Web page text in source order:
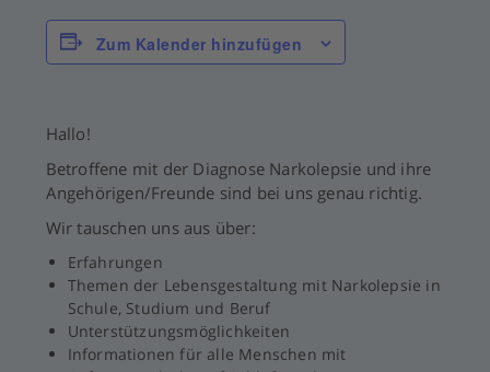
Zum Kalender hinzufügen
Hallo!
Betroffene mit der Diagnose Narkolepsie und ihre
Angehörigen/Freunde sind bei uns genau richtig.
Wir tauschen uns aus über:
Erfahrungen
Themen der Lebensgestaltung mit Narkolepsie in
Schule, Studium und Beruf
Unterstützungsmöglichkeiten
Informationen für alle Menschen mit